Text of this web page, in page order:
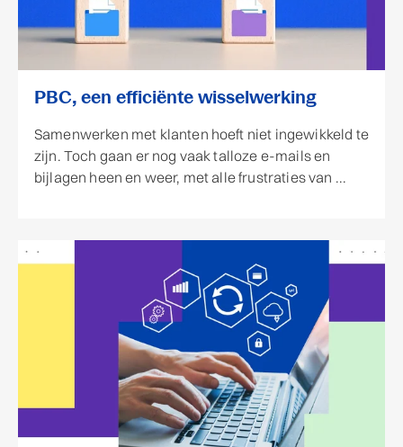
PBC, een efficiënte wisselwerking
Samenwerken met klanten hoeft niet ingewikkeld te
zijn. Toch gaan er nog vaak talloze e-mails en
bijlagen heen en weer, met alle frustraties van ...